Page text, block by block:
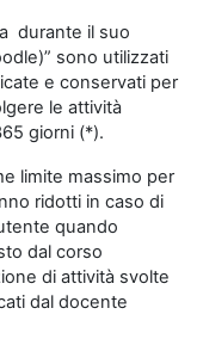
durante il suo
sono utilizzati
e conservati per
le attività
giorni (*).
limite massimo per
ridotti in caso di
quando
dal corso
di attività svolte
dal docente